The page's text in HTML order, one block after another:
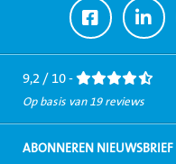
Ga
naar
Facebook
Ga
naar
9,2 / 10 -
Op basis van 19 reviews
ABONNEREN NIEUWSBRIEF